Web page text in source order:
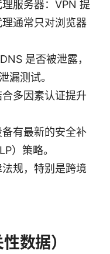
服务器：VPN 提
通常只对浏览器
是否被泄露，
漏测试。
多因素认证提升
有最新的安全补
）策略。
规，特别是跨境
数据）